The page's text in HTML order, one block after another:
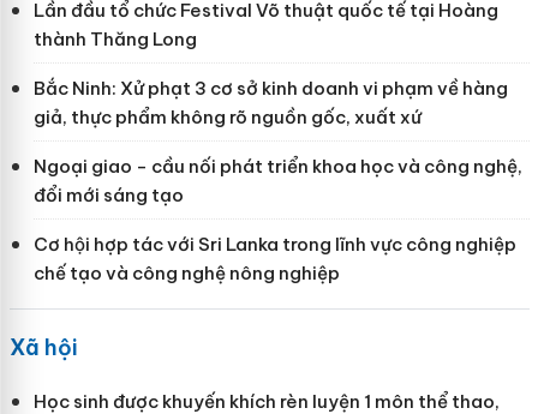
Lần đầu tổ chức Festival Võ thuật quốc tế tại Hoàng
thành Thăng Long
Bắc Ninh: Xử phạt 3 cơ sở kinh doanh vi phạm về hàng
giả, thực phẩm không rõ nguồn gốc, xuất xứ
Ngoại giao - cầu nối phát triển khoa học và công nghệ,
đổi mới sáng tạo
Cơ hội hợp tác với Sri Lanka trong lĩnh vực công nghiệp
chế tạo và công nghệ nông nghiệp
Xã hội
Học sinh được khuyến khích rèn luyện 1 môn thể thao,